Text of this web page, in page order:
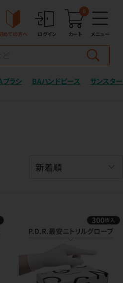
めての方へ ログイン カート
0
メニュー
ブラシ BAハンドピース サンスター